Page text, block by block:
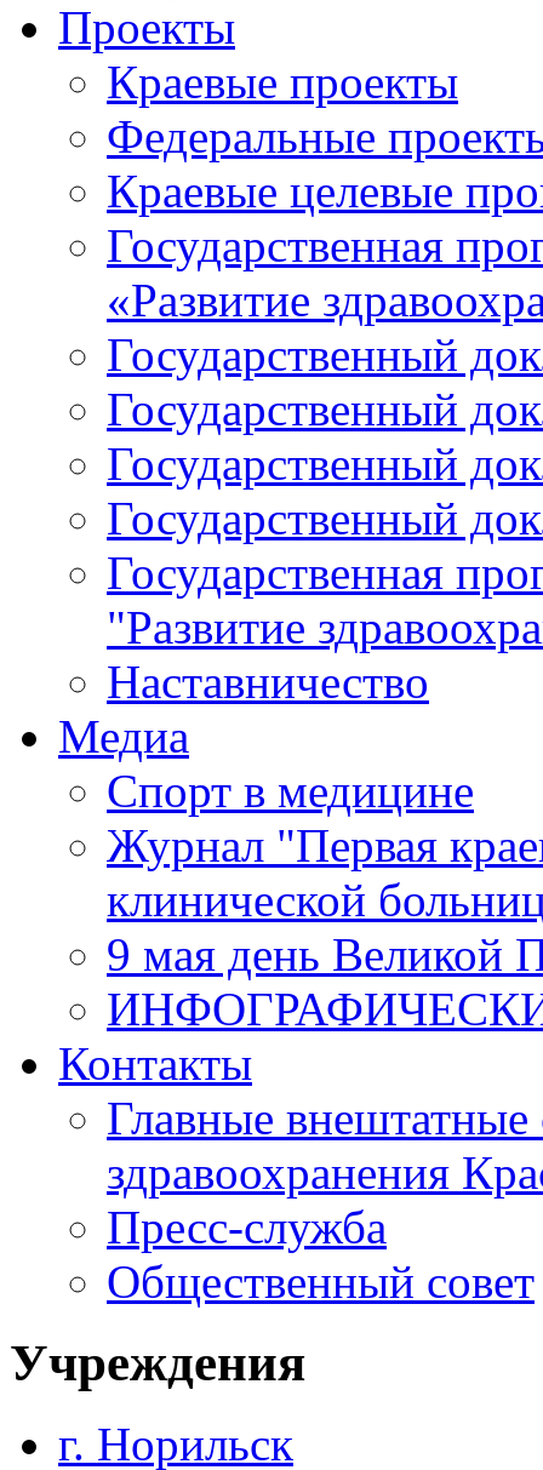
Проекты
Краевые проекты
Федеральные
Краевые целевые
Государственная
«Развитие
Государственный
Государственный
Государственный
Государственный
Государственная
"Развитие
Наставничество
Медиа
Спорт в медицине
Журнал "Первая
клинической
9 мая день Великой
Контакты
Главные внештатные
здравоохранения
Пресс-служба
Общественный совет
Учреждения
г. Норильск